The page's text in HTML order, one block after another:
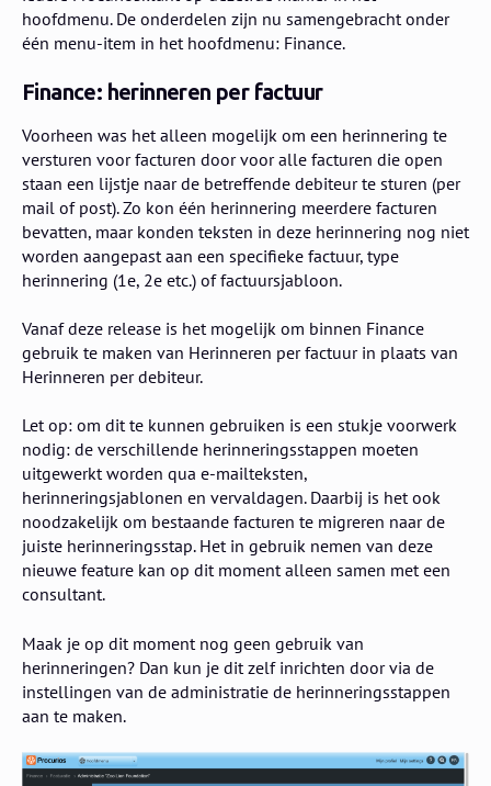
hoofdmenu. De onderdelen zijn nu samengebracht onder
één menu-item in het hoofdmenu: Finance.
Finance: herinneren per factuur
Voorheen was het alleen mogelijk om een herinnering te
versturen voor facturen door voor alle facturen die open
staan een lijstje naar de betreffende debiteur te sturen (per
mail of post). Zo kon één herinnering meerdere facturen
bevatten, maar konden teksten in deze herinnering nog niet
worden aangepast aan een specifieke factuur, type
herinnering (1e, 2e etc.) of factuursjabloon.
Vanaf deze release is het mogelijk om binnen Finance
gebruik te maken van Herinneren per factuur in plaats van
Herinneren per debiteur.
Let op: om dit te kunnen gebruiken is een stukje voorwerk
nodig: de verschillende herinneringsstappen moeten
uitgewerkt worden qua e-mailteksten,
herinneringsjablonen en vervaldagen. Daarbij is het ook
noodzakelijk om bestaande facturen te migreren naar de
juiste herinneringsstap. Het in gebruik nemen van deze
nieuwe feature kan op dit moment alleen samen met een
consultant.
Maak je op dit moment nog geen gebruik van
herinneringen? Dan kun je dit zelf inrichten door via de
instellingen van de administratie de herinneringsstappen
aan te maken.